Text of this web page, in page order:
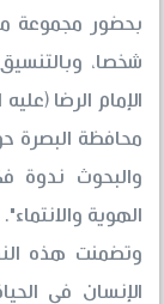
شخصا،
الإمام الرضا
والبحوث ندوة
الهوية والانتماء".
وتضمنت هذه
الإنسان في